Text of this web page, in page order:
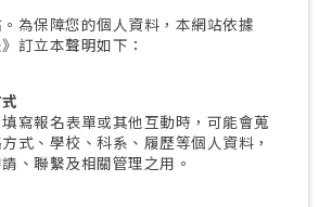
為保障您的個人資料，本網站依據
訂立本聲明如下：
寫報名表單或其他互動時，可能會蒐
式、學校、科系、履歷等個人資料，
、聯繫及相關管理之用。